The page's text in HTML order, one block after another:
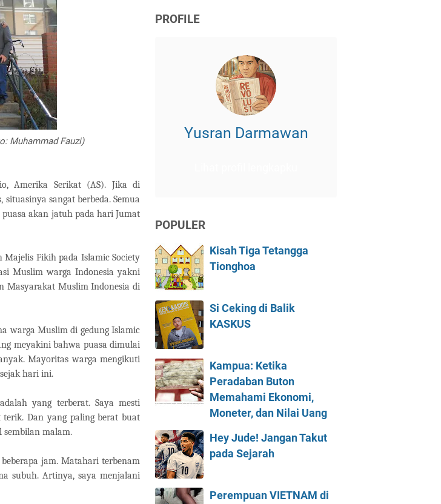
Muhammad Fauzi)
Amerika Serikat (AS). Jika di
sangat berbeda. Semua
akan jatuh pada hari Jumat
Majelis Fikih pada Islamic Society
Muslim warga Indonesia yakni
Masyarakat Muslim Indonesia di
warga Muslim di gedung Islamic
meyakini bahwa puasa dimulai
Mayoritas warga mengikuti
hari ini.
yang terberat. Saya mesti
terik. Dan yang paling berat buat
sembilan malam.
jam. Matahari terbenam
subuh. Artinya, saya menjalani
PROFILE
Yusran Darmawan
POPULER
Kisah Tiga Tetangga
Tionghoa
Si Ceking di Balik
KASKUS
Kampua: Ketika
Peradaban Buton
Memahami Ekonomi,
Moneter, dan Nilai Uang
Hey Jude! Jangan Takut
pada Sejarah
Perempuan VIETNAM di